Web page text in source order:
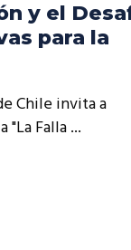
y el
para la
Chile invita a
"La Falla